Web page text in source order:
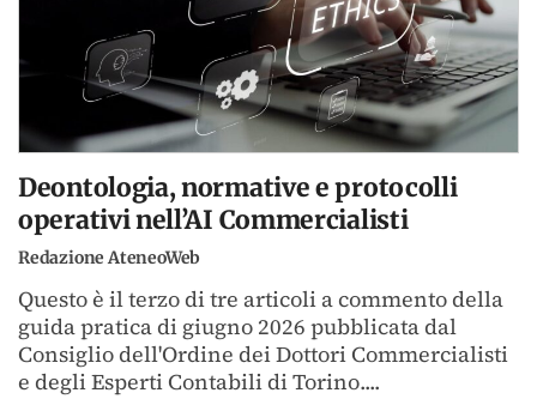
Deontologia, normative e protocolli
operativi nell’AI Commercialisti
Redazione AteneoWeb
Questo è il terzo di tre articoli a commento della
guida pratica di giugno 2026 pubblicata dal
Consiglio dell'Ordine dei Dottori Commercialisti
e degli Esperti Contabili di Torino....